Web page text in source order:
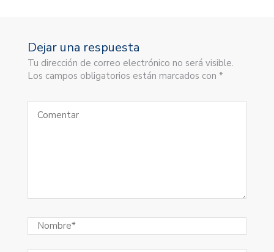
Dejar una respuesta
Tu dirección de correo electrónico no será visible.
Los campos obligatorios están marcados con *